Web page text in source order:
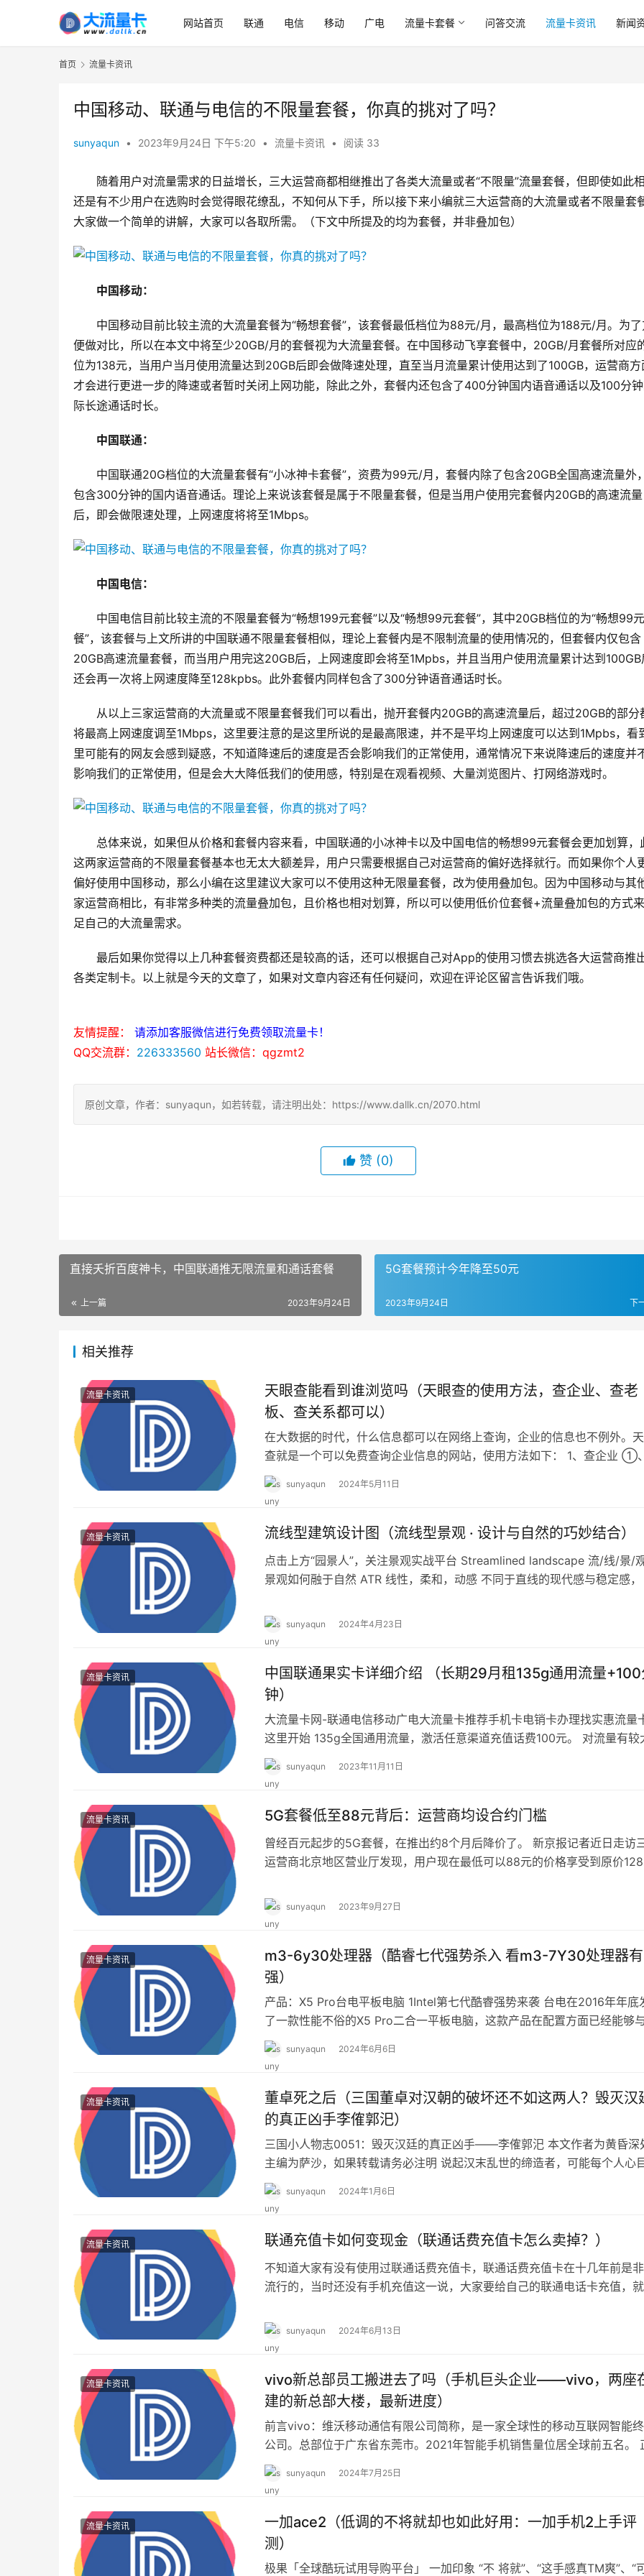
网站首页 联通 电信 移动 广电 流量卡套餐 问答交流 流量卡资讯 新闻
首页 流量卡资讯
中国移动、联通与电信的不限量套餐，你真的挑对了吗？
sunyaqun • 2023年9月24日 下午5:20 • 流量卡资讯 • 阅读 33
随着用户对流量需求的日益增长，三大运营商都相继推出了各类大流量或者“不限量”流量套餐，但即使如此
还是有不少用户在选购时会觉得眼花缭乱，不知何从下手，所以接下来小编就三大运营商的大流量或者不限量套
大家做一个简单的讲解，大家可以各取所需。（下文中所提及的均为套餐，并非叠加包）
中国移动：
中国移动目前比较主流的大流量套餐为“畅想套餐”，该套餐最低档位为88元/月，最高档位为188元/月。为了
便做对比，所以在本文中将至少20GB/月的套餐视为大流量套餐。在中国移动飞享套餐中，20GB/月套餐所对应
位为138元，当用户当月使用流量达到20GB后即会做降速处理，直至当月流量累计使用达到了100GB，运营商方
才会进行更进一步的降速或者暂时关闭上网功能，除此之外，套餐内还包含了400分钟国内语音通话以及100分
际长途通话时长。
中国联通：
中国联通20G档位的大流量套餐有“小冰神卡套餐”，资费为99元/月，套餐内除了包含20GB全国高速流量外
包含300分钟的国内语音通话。理论上来说该套餐是属于不限量套餐，但是当用户使用完套餐内20GB的高速流量
后，即会做限速处理，上网速度将将至1Mbps。
中国电信：
中国电信目前比较主流的不限量套餐为“畅想199元套餐”以及“畅想99元套餐”，其中20GB档位的为“畅想99
餐”，该套餐与上文所讲的中国联通不限量套餐相似，理论上套餐内是不限制流量的使用情况的，但套餐内仅包含
20GB高速流量套餐，而当用户用完这20GB后，上网速度即会将至1Mpbs，并且当用户使用流量累计达到100GB
还会再一次将上网速度降至128kpbs。此外套餐内同样包含了300分钟语音通话时长。
从以上三家运营商的大流量或不限量套餐我们可以看出，抛开套餐内20GB的高速流量后，超过20GB的部分
将最高上网速度调至1Mbps，这里要注意的是这里所说的是最高限速，并不是平均上网速度可以达到1Mpbs，看
里可能有的网友会感到疑惑，不知道降速后的速度是否会影响我们的正常使用，通常情况下来说降速后的速度并
影响我们的正常使用，但是会大大降低我们的使用感，特别是在观看视频、大量浏览图片、打网络游戏时。
总体来说，如果但从价格和套餐内容来看，中国联通的小冰神卡以及中国电信的畅想99元套餐会更加划算，
这两家运营商的不限量套餐基本也无太大额差异，用户只需要根据自己对运营商的偏好选择就行。而如果你个人
偏好使用中国移动，那么小编在这里建议大家可以不使用这种无限量套餐，改为使用叠加包。因为中国移动与其
家运营商相比，有非常多种类的流量叠加包，且价格也相对划算，所以可以使用低价位套餐+流量叠加包的方式
足自己的大流量需求。
最后如果你觉得以上几种套餐资费都还是较高的话，还可以根据自己对App的使用习惯去挑选各大运营商推
各类定制卡。以上就是今天的文章了，如果对文章内容还有任何疑问，欢迎在评论区留言告诉我们哦。
友情提醒：
请添加客服微信进行免费领取流量卡！
QQ交流群： 226333560 站长微信：qgzmt2
原创文章，作者：sunyaqun，如若转载，请注明出处：https://www.dallk.cn/2070.html
赞 (0)
直接夭折百度神卡，中国联通推无限流量和通话套餐
上一篇 2023年9月24日
5G套餐预计今年降至50元
下
2023年9月24日
相关推荐
流量卡资讯
天眼查能看到谁浏览吗（天眼查的使用方法，查企业、查老
板、查关系都可以）
在大数据的时代，什么信息都可以在网络上查询，企业的信息也不例外。
查就是一个可以免费查询企业信息的网站，使用方法如下： 1、查企业 ①、
打开浏览器，输入天眼查网址进入天眼查官网…
sunyaqun 2024年5月11日
流量卡资讯 流线型建筑设计图（流线型景观 · 设计与自然的巧妙结合）
点击上方“园景人”，关注景观实战平台 Streamlined landscape 流/线/景/
景观如何融于自然 ATR 线性，柔和，动感 不同于直线的现代感与稳定感，
sunyaqun 2024年4月23日
流量卡资讯
中国联通果实卡详细介绍 （长期29月租135g通用流量+100
钟）
大流量卡网-联通电信移动广电大流量卡推荐手机卡电销卡办理找实惠流量
这里开始 135g全国通用流量，激活任意渠道充值话费100元。 对流量有较
求，月租便宜且长期套餐的朋友有福…
sunyaqun 2023年11月11日
流量卡资讯 5G套餐低至88元背后：运营商均设合约门槛
曾经百元起步的5G套餐，在推出约8个月后降价了。 新京报记者近日走访
运营商北京地区营业厅发现，用户现在最低可以88元的价格享受到原价128
sunyaqun 2023年9月27日
流量卡资讯
m3-6y30处理器（酷睿七代强势杀入 看m3-7Y30处理器
强）
产品：X5 Pro台电平板电脑 1Intel第七代酷睿强势来袭 台电在2016年年底
了一款性能不俗的X5 Pro二合一平板电脑，这款产品在配置方面已经能够
前市面上许多主打超…
sunyaqun 2024年6月6日
流量卡资讯
董卓死之后（三国董卓对汉朝的破坏还不如这两人？毁灭汉
的真正凶手李傕郭汜）
三国小人物志0051：毁灭汉廷的真正凶手——李傕郭汜 本文作者为黄昏深
主编为萨沙，如果转载请务必注明 说起汉末乱世的缔造者，可能每个人心
都会有不同的答案。 有人说是何进，因…
sunyaqun 2024年1月6日
流量卡资讯 联通充值卡如何变现金（联通话费充值卡怎么卖掉？）
不知道大家有没有使用过联通话费充值卡，联通话费充值卡在十几年前是
流行的，当时还没有手机充值这一说，大家要给自己的联通电话卡充值，就
sunyaqun 2024年6月13日
流量卡资讯
vivo新总部员工搬进去了吗（手机巨头企业——vivo，两座
建的新总部大楼，最新进度）
前言vivo：维沃移动通信有限公司简称，是一家全球性的移动互联网智能
公司。总部位于广东省东莞市。2021年智能手机销售量位居全球前五名。
与其它手机厂商一样，vivo除了…
sunyaqun 2024年7月25日
流量卡资讯
一加ace2（低调的不将就却也如此好用：一加手机2上手评
测）
极果「全球酷玩试用导购平台」 一加印象 “不 将就”、“这手感真TM爽”、“